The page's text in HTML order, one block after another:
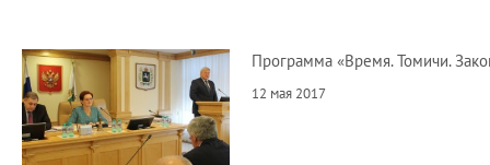
Программа «Время. Томичи.
12 мая 2017